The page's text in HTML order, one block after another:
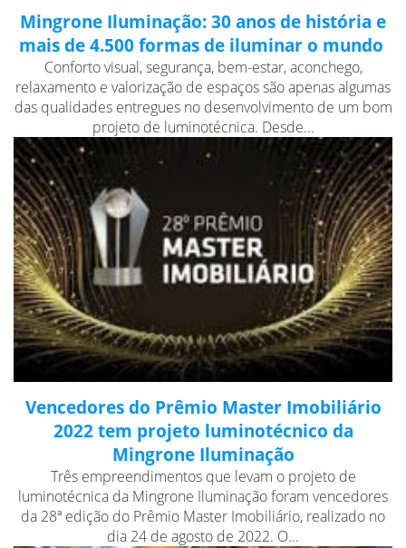
Mingrone Iluminação: 30 anos de história e
mais de 4.500 formas de iluminar o mundo
Conforto visual, segurança, bem-estar, aconchego,
relaxamento e valorização de espaços são apenas algumas
das qualidades entregues no desenvolvimento de um bom
projeto de luminotécnica. Desde...
Vencedores do Prêmio Master Imobiliário
2022 tem projeto luminotécnico da
Mingrone Iluminação
Três empreendimentos que levam o projeto de
luminotécnica da Mingrone Iluminação foram vencedores
da 28ª edição do Prêmio Master Imobiliário, realizado no
dia 24 de agosto de 2022. O...